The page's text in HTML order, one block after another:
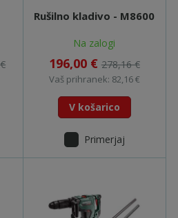
Rušilno kladivo - M8600
Na zalogi
196,00 € 278,16 €
Vaš prihranek: 82,16 €
V košarico
Primerjaj